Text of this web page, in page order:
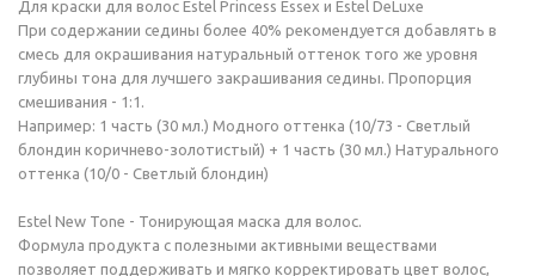
Для краски для волос Estel Princess Essex и Estel DeLuxe
При содержании седины более 40% рекомендуется добавлять в
смесь для окрашивания натуральный оттенок того же уровня
глубины тона для лучшего закрашивания седины. Пропорция
смешивания - 1:1.
Например: 1 часть (30 мл.) Модного оттенка (10/73 - Светлый
блондин коричнево-золотистый) + 1 часть (30 мл.) Натурального
оттенка (10/0 - Светлый блондин)
Estel New Tone - Тонирующая маска для волос.
Формула продукта с полезными активными веществами
позволяет поддерживать и мягко корректировать цвет волос,